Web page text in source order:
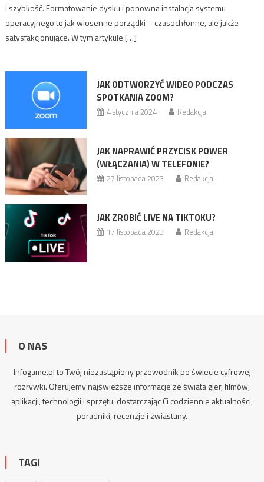
i szybkość. Formatowanie dysku i ponowna instalacja systemu
operacyjnego to jak wiosenne porządki – czasochłonne, ale jakże
satysfakcjonujące. W tym artykule […]
JAK ODTWORZYĆ WIDEO PODCZAS
SPOTKANIA ZOOM?
4 stycznia 2024 Redakcja
JAK NAPRAWIĆ PRZYCISK POWER
(WŁĄCZANIA) W TELEFONIE?
27 listopada 2023 Redakcja
JAK ZROBIĆ LIVE NA TIKTOKU?
17 listopada 2023 Redakcja
O NAS
Infogame.pl to Twój niezastąpiony przewodnik po świecie cyfrowej
rozrywki. Oferujemy najświeższe informacje ze świata gier, filmów,
aplikacji, technologii i sprzętu, dostarczając Ci codziennie aktualności,
poradniki, recenzje i zwiastuny.
TAGI